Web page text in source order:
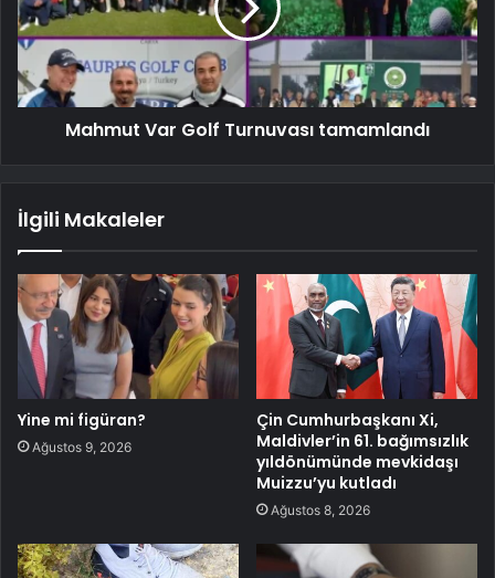
Mahmut Var Golf Turnuvası tamamlandı
İlgili Makaleler
Yine mi figüran?
Ağustos 9, 2026
Çin Cumhurbaşkanı Xi,
Maldivler’in 61. bağımsızlık
yıldönümünde mevkidaşı
Muizzu’yu kutladı
Ağustos 8, 2026